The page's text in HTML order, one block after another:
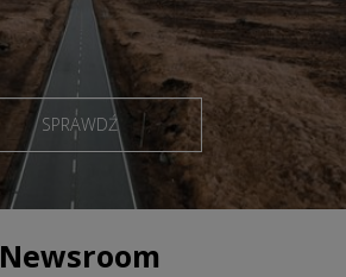
SPRAWDŹ
Newsroom